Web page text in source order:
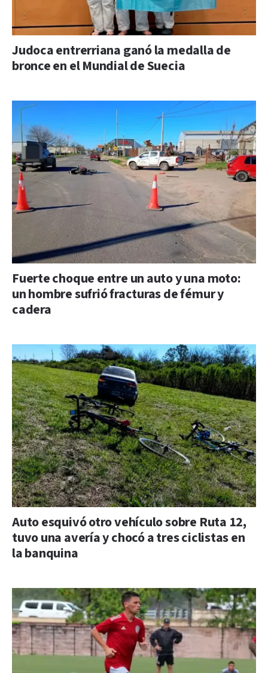
Judoca entrerriana ganó la medalla de
bronce en el Mundial de Suecia
Fuerte choque entre un auto y una moto:
un hombre sufrió fracturas de fémur y
cadera
Auto esquivó otro vehículo sobre Ruta 12,
tuvo una avería y chocó a tres ciclistas en
la banquina